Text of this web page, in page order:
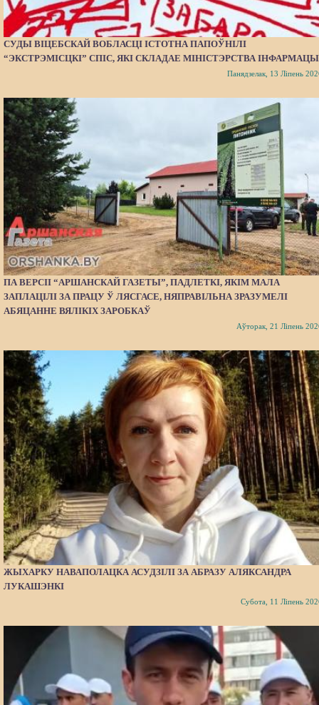
СУДЫ ВІЦЕБСКАЙ ВОБЛАСЦІ ІСТОТНА ПАПОЎНІЛІ
“ЭКСТРЭМІСЦКІ” СПІС, ЯКІ СКЛАДАЕ МІНІСТЭРСТВА
Панядзелак, 13 Ліпень
ПА ВЕРСІІ “АРШАНСКАЙ ГАЗЕТЫ”, ПАДЛЕТКІ, ЯКІМ МАЛА
ЗАПЛАЦІЛІ ЗА ПРАЦУ Ў ЛЯСГАСЕ, НЯПРАВІЛЬНА ЗРАЗУМЕЛІ
АБЯЦАННЕ ВЯЛІКІХ ЗАРОБКАЎ
Аўторак, 21 Ліпень
ЖЫХАРКУ НАВАПОЛАЦКА АСУДЗІЛІ ЗА АБРАЗУ АЛЯКСАНДРА
ЛУКАШЭНКІ
Субота, 11 Ліпень